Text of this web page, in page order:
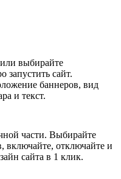
выбирайте
сайт.
баннеров, вид
и текст.
части. Выбирайте
включайте, отключайте и
сайта в 1 клик.